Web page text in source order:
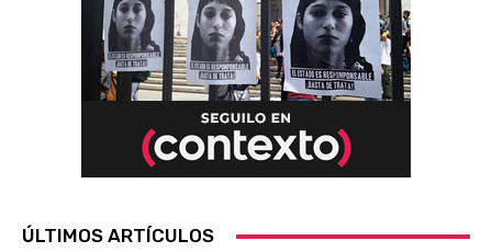
ÚLTIMOS ARTÍCULOS